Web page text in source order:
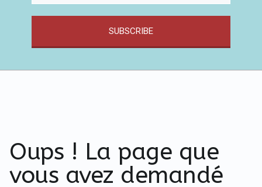
Oups ! La page que
vous avez demandé
SUBSCRIBE